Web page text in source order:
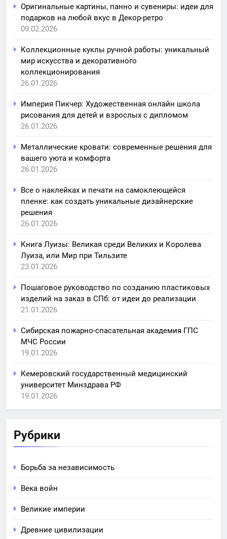
Оригинальные картины, панно и сувениры: идеи для
подарков на любой вкус в Декор-ретро
09.02.2026
Коллекционные куклы ручной работы: уникальный
мир искусства и декоративного
коллекционирования
26.01.2026
Империя Пикчер: Художественная онлайн школа
рисования для детей и взрослых с дипломом
26.01.2026
Металлические кровати: современные решения для
вашего уюта и комфорта
26.01.2026
Все о наклейках и печати на самоклеющейся
пленке: как создать уникальные дизайнерские
решения
26.01.2026
Книга Луизы: Великая среди Великих и Королева
Луиза, или Мир при Тильзите
23.01.2026
Пошаговое руководство по созданию пластиковых
изделий на заказ в СПб: от идеи до реализации
21.01.2026
Сибирская пожарно-спасательная академия ГПС
МЧС России
19.01.2026
Кемеровский государственный медицинский
университет Минздрава РФ
19.01.2026
Рубрики
Борьба за независимость
Века войн
Великие империи
Древние цивилизации